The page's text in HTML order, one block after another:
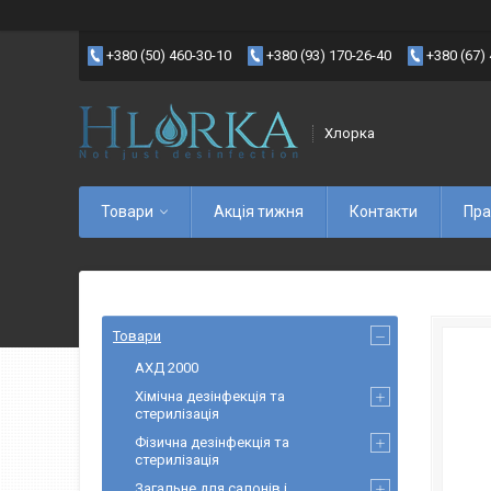
+380 (50) 460-30-10 +380 (93) 170-26-40 +380 (67)
Хлорка
Товари Акція тижня Контакти
Товари
АХД 2000
Хімічна дезінфекція та
стерилізація
Фізична дезінфекція та
стерилізація